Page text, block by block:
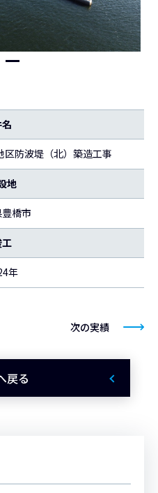
防波堤（北）築造工事
地
橋市
年
戻る
次の実績